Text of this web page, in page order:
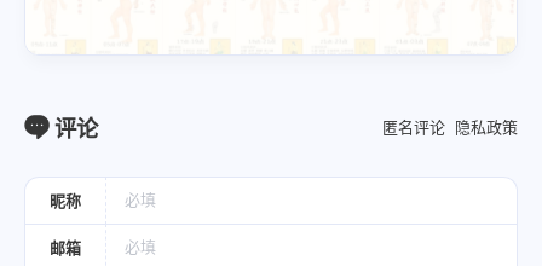
评论 匿名评论 隐私政策
昵称
邮箱